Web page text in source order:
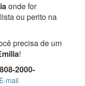
onde for
ou perito na
precisa de um
!
2000-
mail